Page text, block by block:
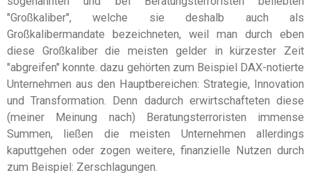
"Großkaliber", welche sie deshalb auch als
Großkalibermandate bezeichneten, weil man durch eben
diese Großkaliber die meisten gelder in kürzester Zeit
"abgreifen" konnte. dazu gehörten zum Beispiel DAX-notierte
Unternehmen aus den Hauptbereichen: Strategie, Innovation
und Transformation. Denn dadurch erwirtschafteten diese
(meiner Meinung nach) Beratungsterroristen immense
Summen, ließen die meisten Unternehmen allerdings
kaputtgehen oder zogen weitere, finanzielle Nutzen durch
zum Beispiel: Zerschlagungen.